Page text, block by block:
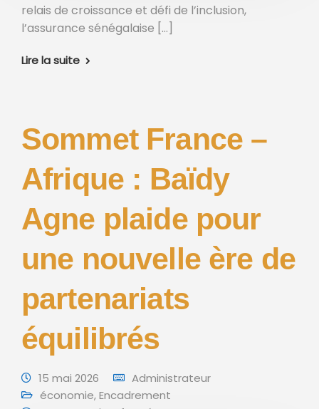
relais de croissance et défi de l’inclusion,
l’assurance sénégalaise […]
Lire la suite
Sommet France –
Afrique : Baïdy
Agne plaide pour
une nouvelle ère de
partenariats
équilibrés
15 mai 2026
Administrateur
économie,Encadrement